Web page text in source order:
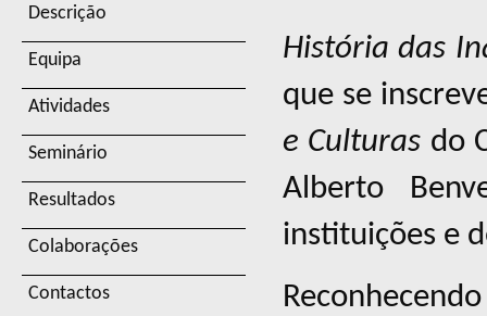
Descrição
Equipa
Atividades
Seminário
Resultados
Colaborações
Contactos
História das
que se
e Culturas do
Alberto
instituições e